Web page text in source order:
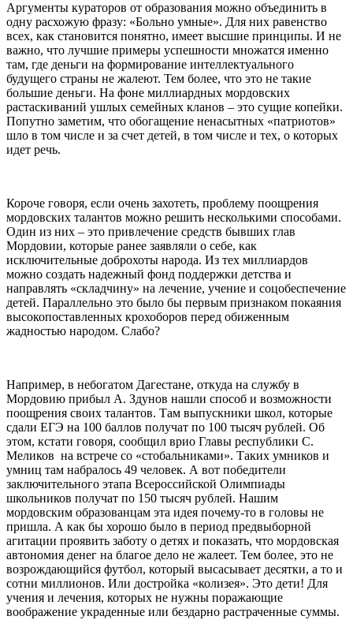
Аргументы кураторов от образования можно объединить в
одну расхожую фразу: «Больно умные». Для них равенство
всех, как становится понятно, имеет высшие принципы. И не
важно, что лучшие примеры успешности множатся именно
там, где деньги на формирование интеллектуального
будущего страны не жалеют. Тем более, что это не такие
большие деньги. На фоне миллиардных мордовских
растаскиваний ушлых семейных кланов – это сущие копейки.
Попутно заметим, что обогащение ненасытных «патриотов»
шло в том числе и за счет детей, в том числе и тех, о которых
идет речь.
Короче говоря, если очень захотеть, проблему поощрения
мордовских талантов можно решить несколькими способами.
Один из них – это привлечение средств бывших глав
Мордовии, которые ранее заявляли о себе, как
исключительные доброхоты народа. Из тех миллиардов
можно создать надежный фонд поддержки детства и
направлять «складчину» на лечение, учение и соцобеспечение
детей. Параллельно это было бы первым признаком покаяния
высокопоставленных крохоборов перед обиженным
жадностью народом. Слабо?
Например, в небогатом Дагестане, откуда на службу в
Мордовию прибыл А. Здунов нашли способ и возможности
поощрения своих талантов. Там выпускники школ, которые
сдали ЕГЭ на 100 баллов получат по 100 тысяч рублей. Об
этом, кстати говоря, сообщил врио Главы республики С.
Меликов на встрече со «стобальниками». Таких умников и
умниц там набралось 49 человек. А вот победители
заключительного этапа Всероссийской Олимпиады
школьников получат по 150 тысяч рублей. Нашим
мордовским образованцам эта идея почему-то в головы не
пришла. А как бы хорошо было в период предвыборной
агитации проявить заботу о детях и показать, что мордовская
автономия денег на благое дело не жалеет. Тем более, это не
возрождающийся футбол, который высасывает десятки, а то и
сотни миллионов. Или достройка «колизея». Это дети! Для
учения и лечения, которых не нужны поражающие
воображение украденные или бездарно растраченные суммы.